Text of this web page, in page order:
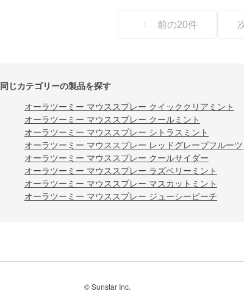
前の20件
同じカテゴリーの製品を探す
オーラツーミー マウススプレー クイッククリアミント
オーラツーミー マウススプレー クールミント
オーラツーミー マウススプレー シトラスミント
オーラツーミー マウススプレー レッドグレープフルーツ
オーラツーミー マウススプレー クールサイダー
オーラツーミー マウススプレー ラズベリーミント
オーラツーミー マウススプレー マスカットミント
オーラツーミー マウススプレー ジューシーピーチ
© Sunstar Inc.